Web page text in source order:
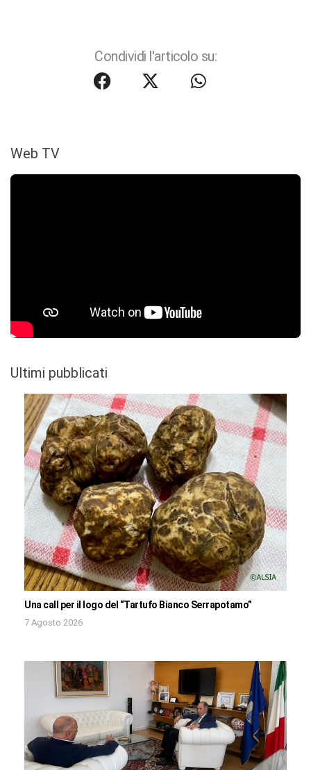
Condividi l'articolo su:
Web TV
Ultimi pubblicati
Una call per il logo del “Tartufo Bianco Serrapotamo”
7 Agosto 2026